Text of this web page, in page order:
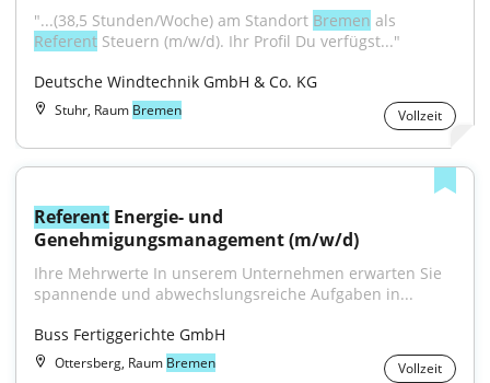
"...(38,5 Stunden/Woche) am Standort Bremen
Referent Steuern (m/w/d). Ihr Profil Du verfügst..."
Deutsche Windtechnik GmbH & Co. KG
Stuhr, Raum Bremen Vollzeit
Referent Energie- und
Genehmigungsmanagement (m/w/d)
Ihre Mehrwerte In unserem Unternehmen erwarten Sie
spannende und abwechslungsreiche Aufgaben in...
Buss Fertiggerichte GmbH
Ottersberg, Raum Bremen Vollzeit